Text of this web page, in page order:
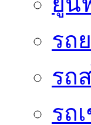
รถ
รถ
รถ